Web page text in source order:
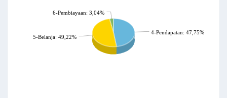
4-Pendapatan: 47,75%
5-Belanja: 49,22%
6-Pembiayaan: 3,04%